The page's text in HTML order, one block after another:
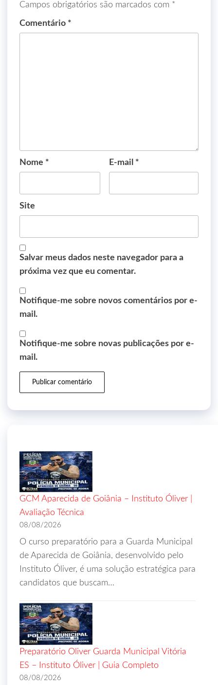
Campos obrigatórios são marcados com *
Comentário *
Nome * E-mail *
Site
Salvar meus dados neste navegador para a
próxima vez que eu comentar.
Notifique-me sobre novos comentários por e-
mail.
Notifique-me sobre novas publicações por e-
mail.
GCM Aparecida de Goiânia – Instituto Óliver |
Avaliação Técnica
08/08/2026
O curso preparatório para a Guarda Municipal
de Aparecida de Goiânia, desenvolvido pelo
Instituto Óliver, é uma solução estratégica para
candidatos que buscam…
Preparatório Oliver Guarda Municipal Vitória
ES – Instituto Óliver | Guia Completo
08/08/2026